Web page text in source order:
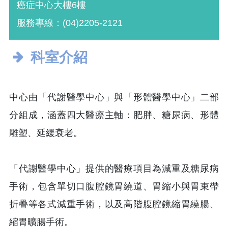
癌症中心大樓6樓
服務專線：(04)2205-2121
科室介紹
中心由「代謝醫學中心」與「形體醫學中心」二部
分組成，涵蓋四大醫療主軸：肥胖、糖尿病、形體
雕塑、延緩衰老。
「代謝醫學中心」提供的醫療項目為減重及糖尿病
手術，包含單切口腹腔鏡胃繞道、胃縮小與胃束帶
折疊等各式減重手術，以及高階腹腔鏡縮胃繞腸、
縮胃曠腸手術。